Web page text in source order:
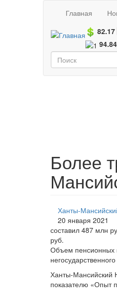
Главная
82.17
94.84
Форма
Поиск
Более
Ханты-
20 января 2021
составил 487 млн
руб.
Объем пенсионных
Ханты-Мансийский
показателю «Опыт